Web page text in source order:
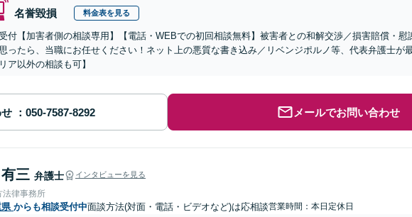
名誉毀損 料金表を見る
付【加害者側の相談専用】【電話・WEBでの初回相談無料】被害者との和解交渉／損害賠償・慰
ったら、当職にお任せください！ネット上の悪質な書き込み／リベンジポルノ等、代表弁護士が
ア以外の相談も可】
メールでお問い合わせ
三 弁護士 インタビューを見る
法律事務所
県からも相談受付中面談方法(対面・電話・ビデオなど)は応相談営業時間：本日定休日